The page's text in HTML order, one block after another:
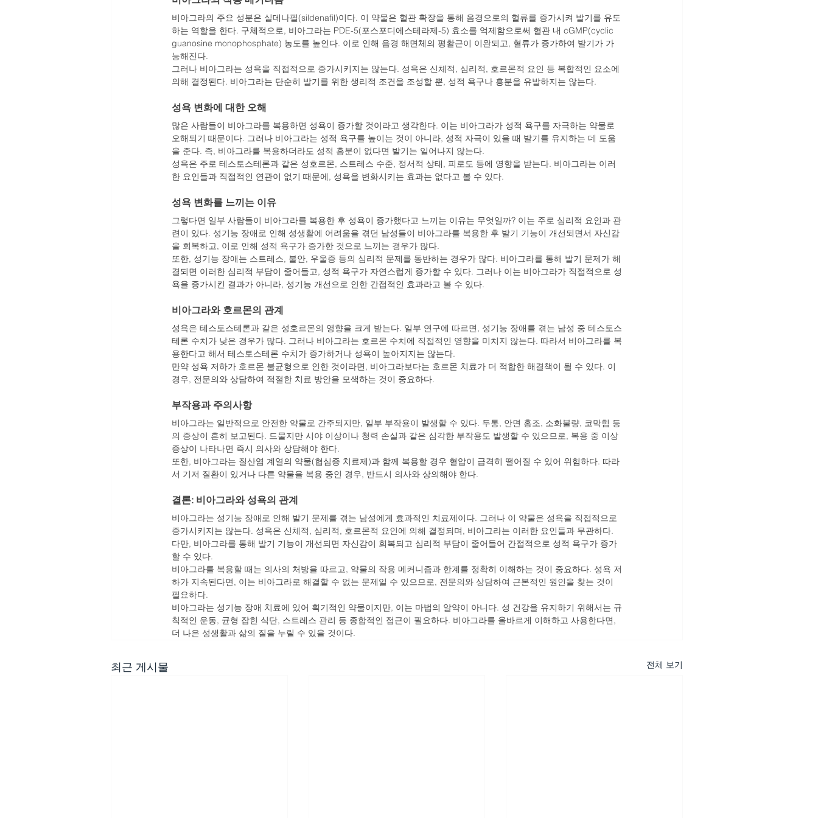
비아그라의 주요 성분은 실데나필(sildenafil)이다. 이 약물은 혈관 확장을 통해 음경으로의 혈류를 증가시켜 발기를 유도
하는 역할을 한다. 구체적으로, 비아그라는 PDE-5(포스포디에스테라제-5) 효소를 억제함으로써 혈관 내 cGMP(cyclic
guanosine monophosphate) 농도를 높인다. 이로 인해 음경 해면체의 평활근이 이완되고, 혈류가 증가하여 발기가 가
능해진다.
그러나 비아그라는 성욕을 직접적으로 증가시키지는 않는다. 성욕은 신체적, 심리적, 호르몬적 요인 등 복합적인 요소에
의해 결정된다. 비아그라는 단순히 발기를 위한 생리적 조건을 조성할 뿐, 성적 욕구나 흥분을 유발하지는 않는다.
성욕 변화에 대한 오해
많은 사람들이 비아그라를 복용하면 성욕이 증가할 것이라고 생각한다. 이는 비아그라가 성적 욕구를 자극하는 약물로
오해되기 때문이다. 그러나 비아그라는 성적 욕구를 높이는 것이 아니라, 성적 자극이 있을 때 발기를 유지하는 데 도움
을 준다. 즉, 비아그라를 복용하더라도 성적 흥분이 없다면 발기는 일어나지 않는다.
성욕은 주로 테스토스테론과 같은 성호르몬, 스트레스 수준, 정서적 상태, 피로도 등에 영향을 받는다. 비아그라는 이러
한 요인들과 직접적인 연관이 없기 때문에, 성욕을 변화시키는 효과는 없다고 볼 수 있다.
성욕 변화를 느끼는 이유
그렇다면 일부 사람들이 비아그라를 복용한 후 성욕이 증가했다고 느끼는 이유는 무엇일까? 이는 주로 심리적 요인과 관
련이 있다. 성기능 장애로 인해 성생활에 어려움을 겪던 남성들이 비아그라를 복용한 후 발기 기능이 개선되면서 자신감
을 회복하고, 이로 인해 성적 욕구가 증가한 것으로 느끼는 경우가 많다.
또한, 성기능 장애는 스트레스, 불안, 우울증 등의 심리적 문제를 동반하는 경우가 많다. 비아그라를 통해 발기 문제가 해
결되면 이러한 심리적 부담이 줄어들고, 성적 욕구가 자연스럽게 증가할 수 있다. 그러나 이는 비아그라가 직접적으로 성
욕을 증가시킨 결과가 아니라, 성기능 개선으로 인한 간접적인 효과라고 볼 수 있다.
비아그라와 호르몬의 관계
성욕은 테스토스테론과 같은 성호르몬의 영향을 크게 받는다. 일부 연구에 따르면, 성기능 장애를 겪는 남성 중 테스토스
테론 수치가 낮은 경우가 많다. 그러나 비아그라는 호르몬 수치에 직접적인 영향을 미치지 않는다. 따라서 비아그라를 복
용한다고 해서 테스토스테론 수치가 증가하거나 성욕이 높아지지는 않는다.
만약 성욕 저하가 호르몬 불균형으로 인한 것이라면, 비아그라보다는 호르몬 치료가 더 적합한 해결책이 될 수 있다. 이
경우, 전문의와 상담하여 적절한 치료 방안을 모색하는 것이 중요하다.
부작용과 주의사항
비아그라는 일반적으로 안전한 약물로 간주되지만, 일부 부작용이 발생할 수 있다. 두통, 안면 홍조, 소화불량, 코막힘 등
의 증상이 흔히 보고된다. 드물지만 시야 이상이나 청력 손실과 같은 심각한 부작용도 발생할 수 있으므로, 복용 중 이상
증상이 나타나면 즉시 의사와 상담해야 한다.
또한, 비아그라는 질산염 계열의 약물(협심증 치료제)과 함께 복용할 경우 혈압이 급격히 떨어질 수 있어 위험하다. 따라
서 기저 질환이 있거나 다른 약물을 복용 중인 경우, 반드시 의사와 상의해야 한다.
결론: 비아그라와 성욕의 관계
비아그라는 성기능 장애로 인해 발기 문제를 겪는 남성에게 효과적인 치료제이다. 그러나 이 약물은 성욕을 직접적으로
증가시키지는 않는다. 성욕은 신체적, 심리적, 호르몬적 요인에 의해 결정되며, 비아그라는 이러한 요인들과 무관하다.
다만, 비아그라를 통해 발기 기능이 개선되면 자신감이 회복되고 심리적 부담이 줄어들어 간접적으로 성적 욕구가 증가
할 수 있다.
비아그라를 복용할 때는 의사의 처방을 따르고, 약물의 작용 메커니즘과 한계를 정확히 이해하는 것이 중요하다. 성욕 저
하가 지속된다면, 이는 비아그라로 해결할 수 없는 문제일 수 있으므로, 전문의와 상담하여 근본적인 원인을 찾는 것이
필요하다.
비아그라는 성기능 장애 치료에 있어 획기적인 약물이지만, 이는 마법의 알약이 아니다. 성 건강을 유지하기 위해서는 규
칙적인 운동, 균형 잡힌 식단, 스트레스 관리 등 종합적인 접근이 필요하다. 비아그라를 올바르게 이해하고 사용한다면,
더 나은 성생활과 삶의 질을 누릴 수 있을 것이다.
최근 게시물 전체 보기